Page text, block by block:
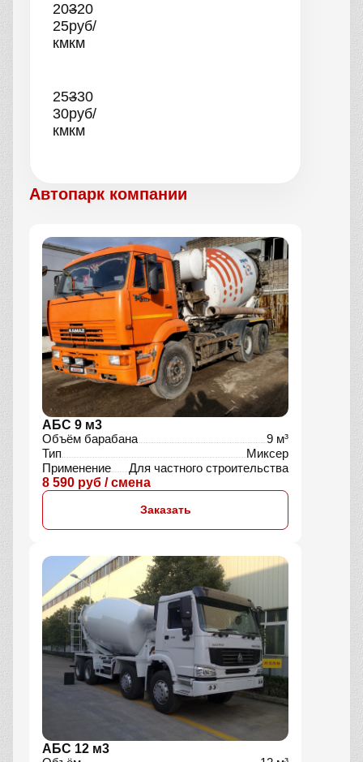
20–
25
км
320
руб/
км
25–
30
км
330
руб/
км
Автопарк компании
АБС 9 м3
Объём барабана
9 м³
Тип
Миксер
Применение
Для частного строительства
8 590 руб / смена
Заказать
АБС 12 м3